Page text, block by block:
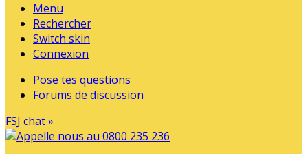
Menu
Rechercher
Switch skin
Connexion
Pose tes questions
Forums de discussion
FSJ chat »